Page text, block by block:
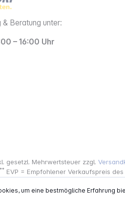
Beratung unter:
– 16:00 Uhr
gesetzl. Mehrwertsteuer zzgl.
**EVP = Empfohlener Verkaufspreis
um eine bestmögliche Erfahrung